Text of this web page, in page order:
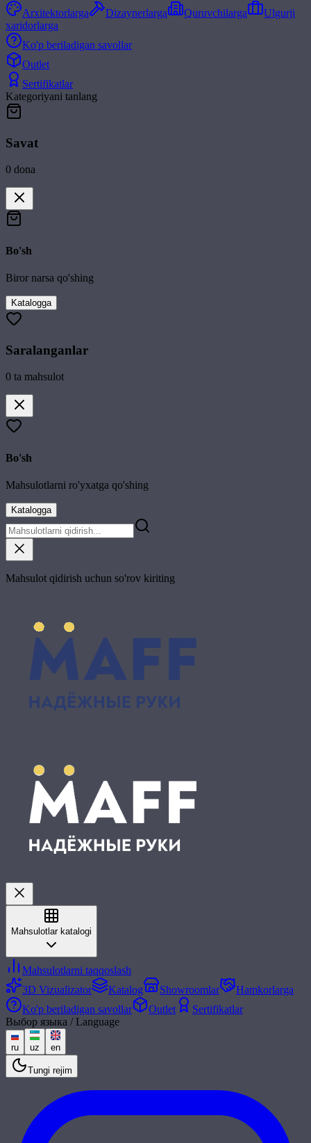
Arxitektorlarga
Dizaynerlarga Quruvchilarga
Ulgurji
xaridorlarga
Ko'p beriladigan savollar
Outlet
Sertifikatlar
Kategoriyani tanlang
Savat
0 dona
Bo'sh
Biror narsa qo'shing
Katalogga
Saralanganlar
0 ta mahsulot
Bo'sh
Mahsulotlarni ro'yxatga qo'shing
Katalogga
Mahsulot qidirish uchun so'rov kiriting
Mahsulotlar katalogi
Mahsulotlarni taqqoslash
3D Vizualizator
Katalog Showroomlar
Hamkorlarga
Ko'p beriladigan savollar
Outlet
Sertifikatlar
Выбор языка / Language
ru uz en
Tungi rejim